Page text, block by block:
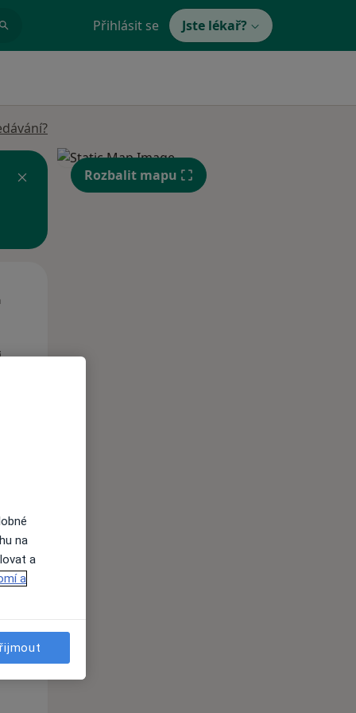
Přihlásit se Jste lékař?
Rozbalit mapu
na
a
a